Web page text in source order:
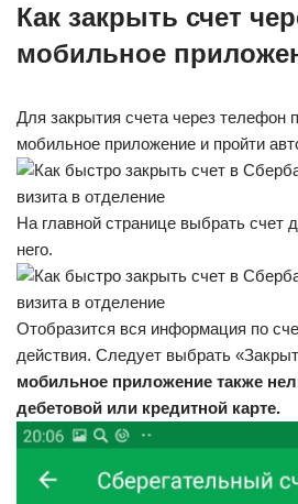
Как закрыть счет
мобильное
Для закрытия счета через телефон
мобильное приложение и пройти
На главной странице выбрать счет
него.
Отобразится вся информация по
действия. Следует выбрать
мобильное приложение также
дебетовой или кредитной карте.